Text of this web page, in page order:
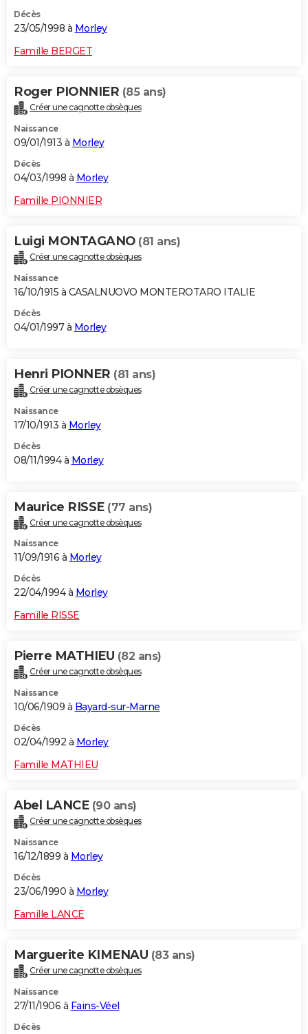
Décès
23/05/1998 à Morley
Famille BERGET
Roger PIONNIER (85 ans)
Créer une cagnotte obsèques
Naissance
09/01/1913 à Morley
Décès
04/03/1998 à Morley
Famille PIONNIER
Luigi MONTAGANO (81 ans)
Créer une cagnotte obsèques
Naissance
16/10/1915 à CASALNUOVO MONTEROTARO ITALIE
Décès
04/01/1997 à Morley
Henri PIONNER (81 ans)
Créer une cagnotte obsèques
Naissance
17/10/1913 à Morley
Décès
08/11/1994 à Morley
Maurice RISSE (77 ans)
Créer une cagnotte obsèques
Naissance
11/09/1916 à Morley
Décès
22/04/1994 à Morley
Famille RISSE
Pierre MATHIEU (82 ans)
Créer une cagnotte obsèques
Naissance
10/06/1909 à Bayard-sur-Marne
Décès
02/04/1992 à Morley
Famille MATHIEU
Abel LANCE (90 ans)
Créer une cagnotte obsèques
Naissance
16/12/1899 à Morley
Décès
23/06/1990 à Morley
Famille LANCE
Marguerite KIMENAU (83 ans)
Créer une cagnotte obsèques
Naissance
27/11/1906 à Fains-Véel
Décès